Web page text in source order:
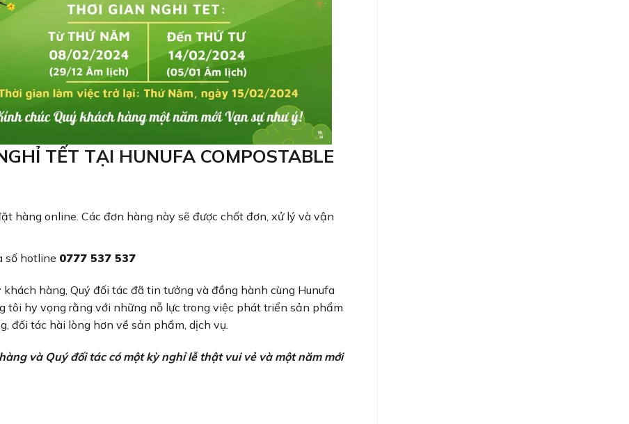
TẾT TẠI HUNUFA COMPOSTABLE
hàng online. Các đơn hàng này sẽ được chốt đơn, xử lý và vận
số hotline 0777 537 537
hàng, Quý đối tác đã tin tưởng và đồng hành cùng Hunufa
tôi hy vọng rằng với những nỗ lực trong việc phát triển sản phẩm
đối tác hài lòng hơn về sản phẩm, dịch vụ.
và Quý đối tác có một kỳ nghỉ lễ thật vui vẻ và một năm mới